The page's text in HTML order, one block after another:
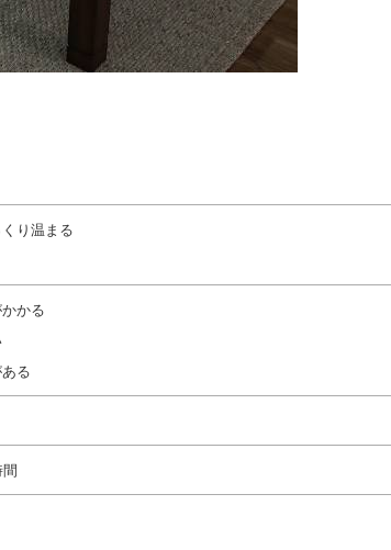
り温まる
かる
る